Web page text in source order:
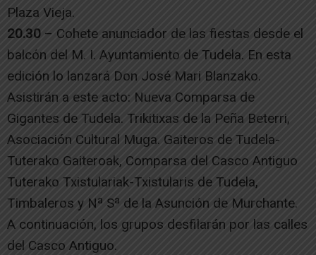
Plaza Vieja.
20.30 – Cohete anunciador de las fiestas desde el
balcón del M. I. Ayuntamiento de Tudela. En esta
edición lo lanzará Don José Mari Blanzako.
Asistirán a este acto: Nueva Comparsa de
Gigantes de Tudela. Trikitixas de la Peña Beterri,
Asociación Cultural Muga. Gaiteros de Tudela-
Tuterako Gaiteroak, Comparsa del Casco Antiguo
Tuterako Txistulariak-Txistularis de Tudela,
Timbaleros y Nª Sª de la Asunción de Murchante.
A continuación, los grupos desfilarán por las calles
del Casco Antiguo.